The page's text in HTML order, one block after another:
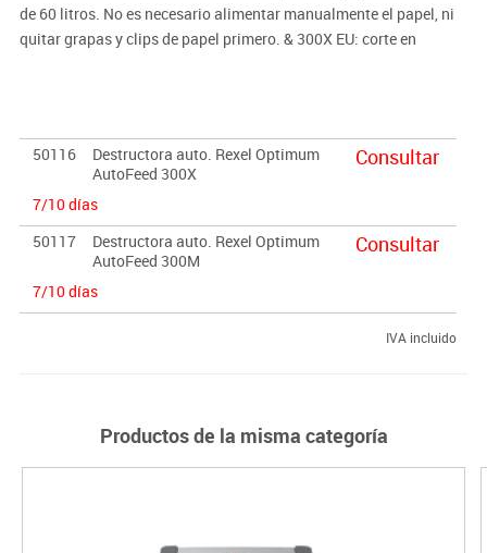
de 60 litros. No es necesario alimentar manualmente el papel, ni
quitar grapas y clips de papel primero. & 300X EU: corte en
50116
Destructora auto. Rexel Optimum
AutoFeed 300X
7/10 días
Consultar
50117
Destructora auto. Rexel Optimum
AutoFeed 300M
7/10 días
Consultar
IVA incluido
Productos de la misma categoría